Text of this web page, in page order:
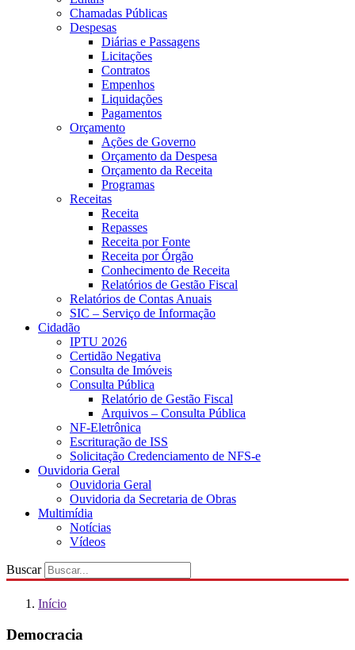
Chamadas Públicas
Despesas
Diárias e Passagens
Licitações
Contratos
Empenhos
Liquidações
Pagamentos
Orçamento
Ações de Governo
Orçamento da Despesa
Orçamento da Receita
Programas
Receitas
Receita
Repasses
Receita por Fonte
Receita por Órgão
Conhecimento de Receita
Relatórios de Gestão Fiscal
Relatórios de Contas Anuais
SIC – Serviço de Informação
Cidadão
IPTU 2026
Certidão Negativa
Consulta de Imóveis
Consulta Pública
Relatório de Gestão Fiscal
Arquivos – Consulta Pública
NF-Eletrônica
Escrituração de ISS
Solicitação Credenciamento de NFS-e
Ouvidoria Geral
Ouvidoria Geral
Ouvidoria da Secretaria de Obras
Multimídia
Notícias
Vídeos
Buscar
Início
Democracia